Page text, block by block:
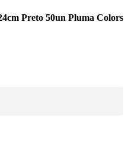
Preto 50un Pluma Colors